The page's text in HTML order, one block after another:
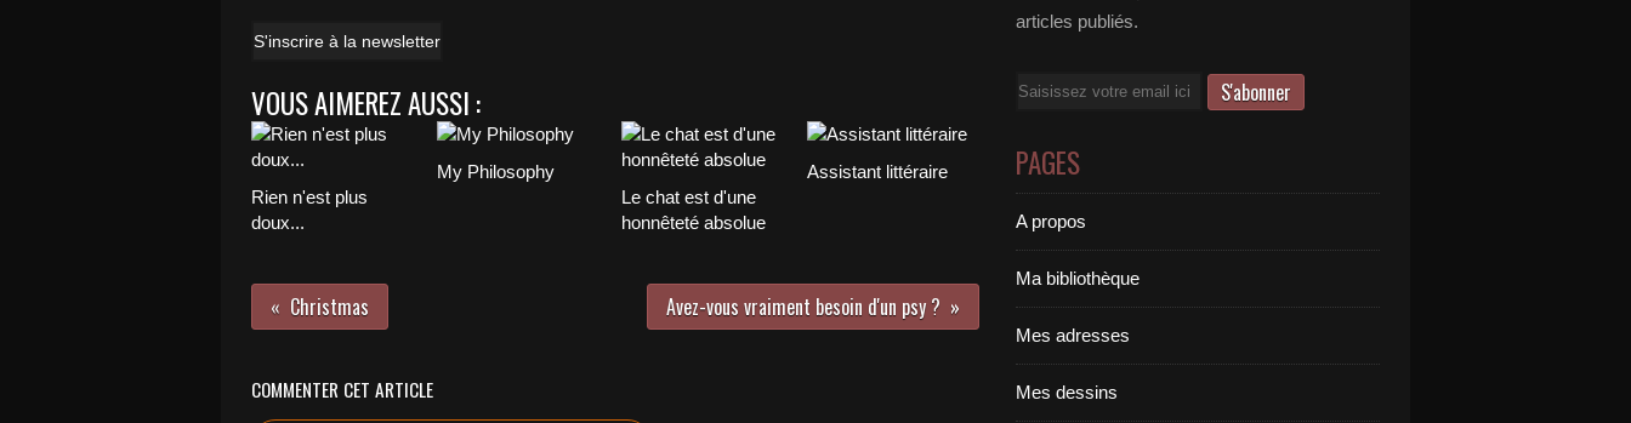
S'inscrire à la newsletter
VOUS AIMEREZ AUSSI :
Rien n'est plus
doux...
My Philosophy
Le chat est d'une
honnêteté absolue
Assistant littéraire
Christmas Avez-vous vraiment besoin d'un psy ?
COMMENTER CET ARTICLE
articles publiés.
Email
PAGES
A propos
Ma bibliothèque
Mes adresses
Mes dessins